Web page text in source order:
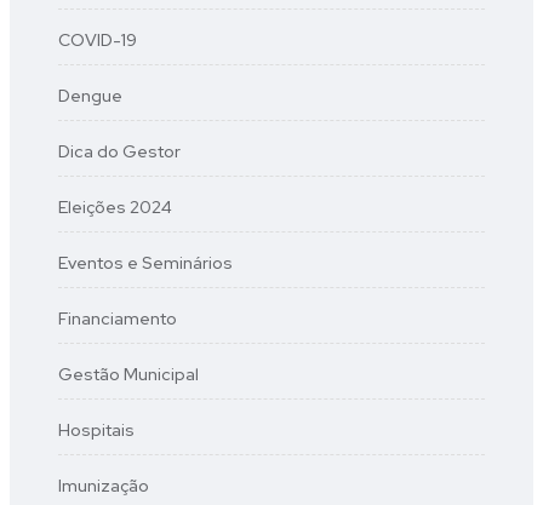
COVID-19
Dengue
Dica do Gestor
Eleições 2024
Eventos e Seminários
Financiamento
Gestão Municipal
Hospitais
Imunização